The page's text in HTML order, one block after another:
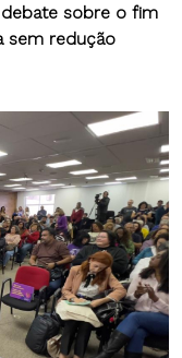
sobre o fim
sem redução